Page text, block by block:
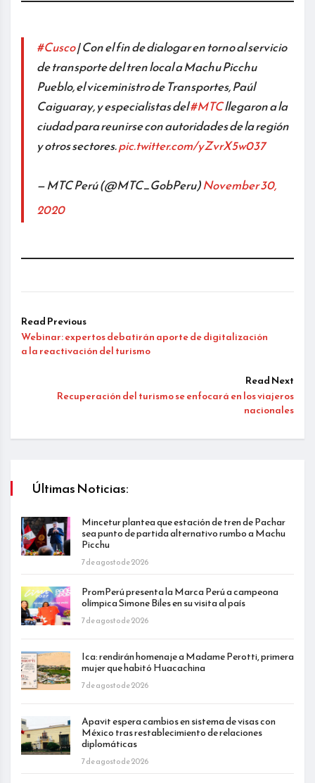
#Cusco| Con el fin de dialogar en torno al servicio
de transporte del tren local a Machu Picchu
Pueblo, el viceministro de Transportes, Paúl
Caiguaray, y especialistas del#MTCllegaron a la
ciudad para reunirse con autoridades de la región
y otros sectores.pic.twitter.com/yZvrX5w037
— MTC Perú (@MTC_GobPeru)November 30,
2020
Read Previous
Webinar: expertos debatirán aporte de digitalización
a la reactivación del turismo
Read Next
Recuperación del turismo se enfocará en los viajeros
nacionales
Últimas Noticias:
Mincetur plantea que estación de tren de Pachar
sea punto de partida alternativo rumbo a Machu
Picchu
7 de agosto de 2026
PromPerú presenta la Marca Perú a campeona
olímpica Simone Biles en su visita al país
7 de agosto de 2026
Ica: rendirán homenaje a Madame Perotti, primera
mujer que habitó Huacachina
7 de agosto de 2026
Apavit espera cambios en sistema de visas con
México tras restablecimiento de relaciones
diplomáticas
7 de agosto de 2026